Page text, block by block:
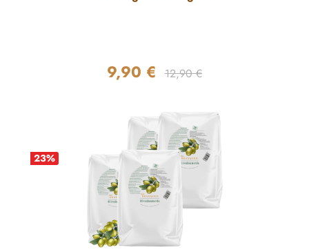
Verkaufspreis:
9,90 € Regulärer Preis:
12,90 €
23%